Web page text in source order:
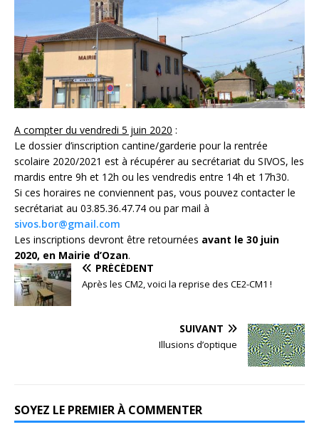
A compter du vendredi 5 juin 2020 :
Le dossier d’inscription cantine/garderie pour la rentrée
scolaire 2020/2021 est à récupérer au secrétariat du SIVOS, les
mardis entre 9h et 12h ou les vendredis entre 14h et 17h30.
Si ces horaires ne conviennent pas, vous pouvez contacter le
secrétariat au 03.85.36.47.74 ou par mail à
sivos.bor@gmail.com
Les inscriptions devront être retournées avant le 30 juin
2020, en Mairie d’Ozan.
PRÉCÉDENT
Après les CM2, voici la reprise des CE2-CM1 !
SUIVANT
Illusions d’optique
SOYEZ LE PREMIER À COMMENTER